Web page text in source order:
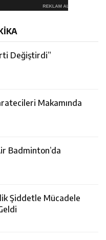
Değiştirdi”
Makamında
Badminton’da
Şiddetle Mücadele